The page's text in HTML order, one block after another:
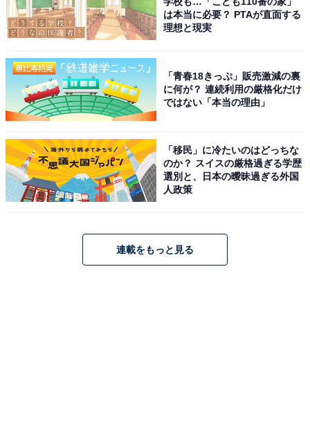
は本当に必要？ PTAが直面する
理想と現実
「青春18きっぷ」販売激減の裏
に何が？ 連続利用の厳格化だけ
ではない「本当の理由」
「移民」に冷たいのはどっちな
のか？ スイスの厳格過ぎる学歴
選別と、日本の曖昧過ぎる外国
人政策
連載をもっと見る